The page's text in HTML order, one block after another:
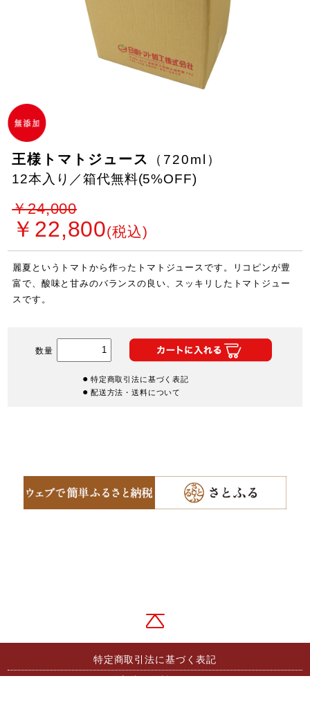
王様トマトジュース
（720ml）
12本入り／箱代無料(5%OFF)
￥24,000
￥22,800(税込)
麗夏というトマトから作ったトマトジュースです。リコピンが豊
富で、酸味と甘みのバランスの良い、スッキリしたトマトジュー
スです。
数量
特定商取引法に基づく表記
配送方法・送料について
特定商取引法に基づく表記